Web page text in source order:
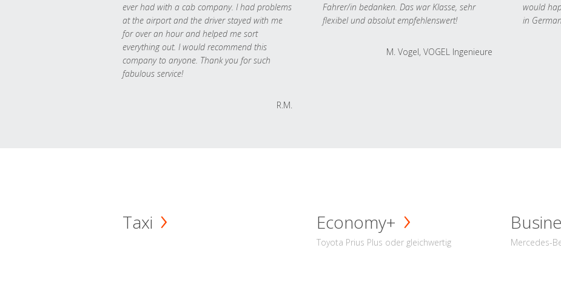
ever had with a cab company. I had problems
at the airport and the driver stayed with me
for over an hour and helped me sort
everything out. I would recommend this
company to anyone. Thank you for such
fabulous service!
R.M.
Fahrer/in bedanken. Das war Klasse, sehr
flexibel und absolut empfehlenswert!
M. Vogel, VOGEL Ingenieure
would
in
Taxi Economy+
Toyota Prius Plus oder gleichwertig Mercedes-